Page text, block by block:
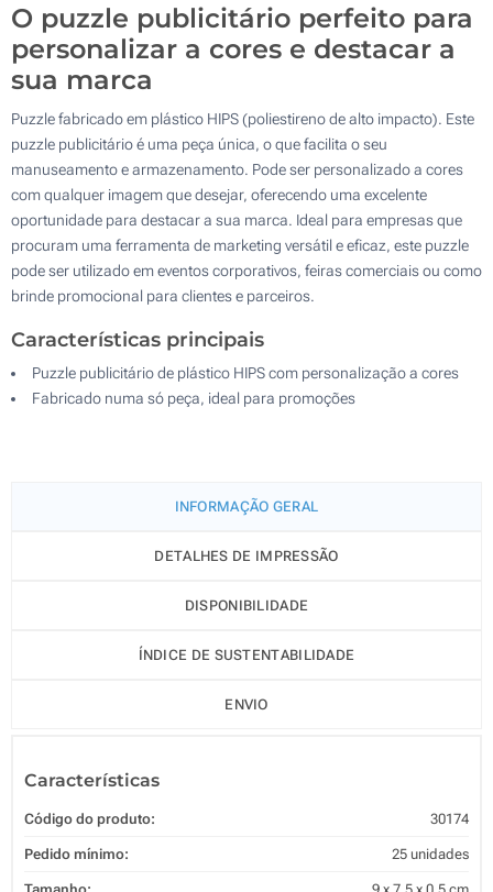
O puzzle publicitário perfeito para
personalizar a cores e destacar a
sua marca
Puzzle fabricado em plástico HIPS (poliestireno de alto impacto). Este
puzzle publicitário é uma peça única, o que facilita o seu
manuseamento e armazenamento. Pode ser personalizado a cores
com qualquer imagem que desejar, oferecendo uma excelente
oportunidade para destacar a sua marca. Ideal para empresas que
procuram uma ferramenta de marketing versátil e eficaz, este puzzle
pode ser utilizado em eventos corporativos, feiras comerciais ou como
brinde promocional para clientes e parceiros.
Características principais
Puzzle publicitário de plástico HIPS com personalização a cores
Fabricado numa só peça, ideal para promoções
INFORMAÇÃO GERAL
DETALHES DE IMPRESSÃO
DISPONIBILIDADE
ÍNDICE DE SUSTENTABILIDADE
ENVIO
Características
Código do produto: 30174
Pedido mínimo: 25 unidades